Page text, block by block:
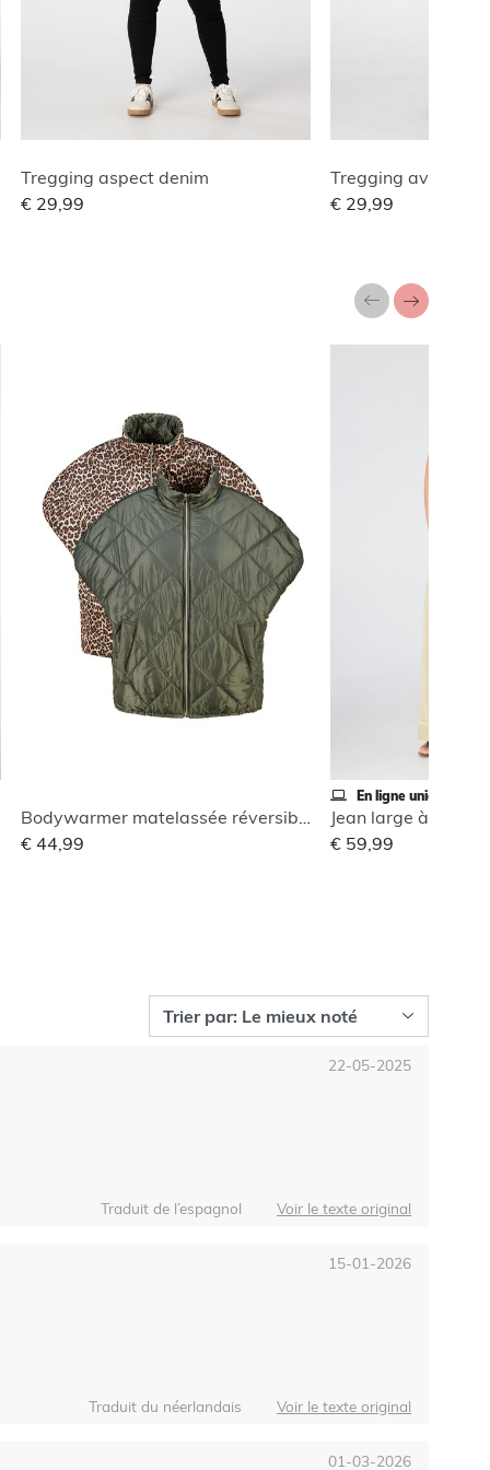
Tregging aspect denim
€ 29,99
Tregging avec un
€ 29,99
Bodywarmer matelassée réversible
€ 44,99
En ligne uniquement
Jean large à revers
€ 59,99
22-05-2025
Traduit de l’espagnol Voir le texte original
15-01-2026
Traduit du néerlandais Voir le texte original
01-03-2026